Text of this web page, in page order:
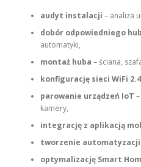
audyt instalacji – analiza
dobór odpowiedniego
automatyki,
montaż huba – ściana,
konfigurację sieci WiFi 2.4
parowanie urządzeń IoT
kamery,
integrację z aplikacją
tworzenie automatyzacji
optymalizację Smart